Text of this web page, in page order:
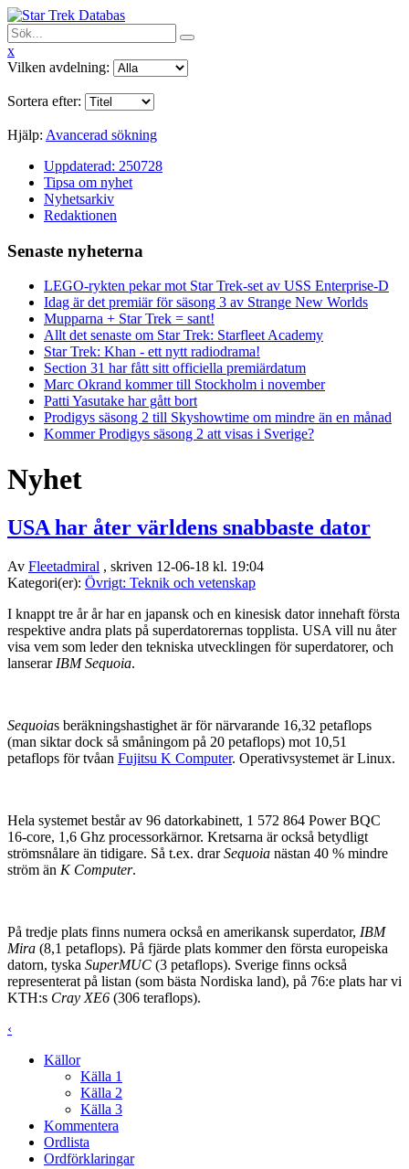
x
Vilken avdelning:
Sortera efter:
Hjälp: Avancerad sökning
Uppdaterad: 250728
Tipsa om nyhet
Nyhetsarkiv
Redaktionen
Senaste nyheterna
LEGO-rykten pekar mot Star Trek-set av USS Enterprise-D
Idag är det premiär för säsong 3 av Strange New Worlds
Mupparna + Star Trek = sant!
Allt det senaste om Star Trek: Starfleet Academy
Star Trek: Khan - ett nytt radiodrama!
Section 31 har fått sitt officiella premiärdatum
Marc Okrand kommer till Stockholm i november
Patti Yasutake har gått bort
Prodigys säsong 2 till Skyshowtime om mindre än en månad
Kommer Prodigys säsong 2 att visas i Sverige?
Nyhet
USA har åter världens snabbaste dator
Av Fleetadmiral , skriven 12-06-18 kl. 19:04
Kategori(er): Övrigt: Teknik och vetenskap
I knappt tre år år har en japansk och en kinesisk dator innehaft första
respektive andra plats på superdatorernas topplista. USA vill nu åter
visa vem som leder den tekniska utvecklingen för superdatorer, och
lanserar IBM Sequoia.
Sequoias beräkningshastighet är för närvarande 16,32 petaflops
(man siktar dock så småningom på 20 petaflops) mot 10,51
petaflops för tvåan Fujitsu K Computer. Operativsystemet är Linux.
Hela systemet består av 96 datorkabinett, 1 572 864 Power BQC
16-core, 1,6 Ghz processorkärnor. Kretsarna är också betydligt
strömsnålare än tidigare. Så t.ex. drarSequoia nästan 40 % mindre
ström än K Computer.
På tredje plats finns numera också en amerikansk superdator, IBM
Mira (8,1 petaflops). På fjärde plats kommer den första europeiska
datorn, tyska SuperMUC (3 petaflops). Sverige finns också
representerat på listan (som bästa Nordiska land), på 76:e plats har vi
KTH:s Cray XE6 (306 teraflops).
‹
Källor
Källa 1
Källa 2
Källa 3
Kommentera
Ordlista
Ordförklaringar